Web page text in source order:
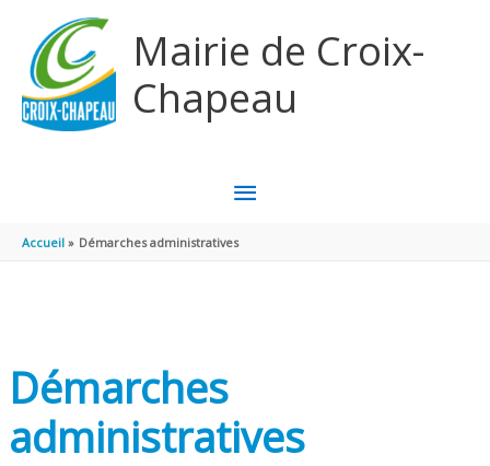
Mairie de Croix-
Chapeau
MENU
PRINCIPAL
Accueil Démarches administratives
Démarches
administratives